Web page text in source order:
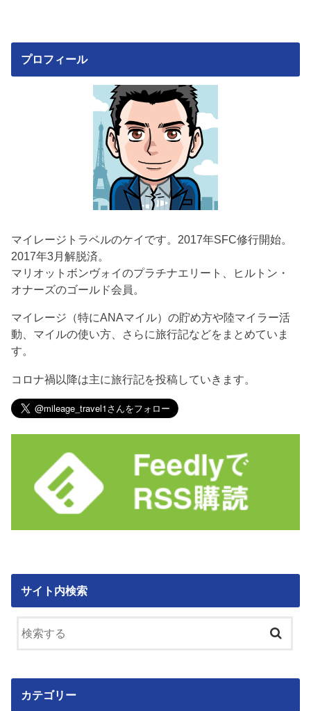
プロフィール
マイレージトラベルのケイです。2017年SFC修行開始。
2017年3月解脱済。
マリオットボンヴォイのプラチナエリート、ヒルトン・
オナーズのゴールド会員。
マイレージ（特にANAマイル）の貯め方や陸マイラー活
動、マイルの使い方、さらに旅行記などをまとめていま
す。
コロナ禍以降は主に旅行記を投稿していきます。
サイト内検索
カテゴリー